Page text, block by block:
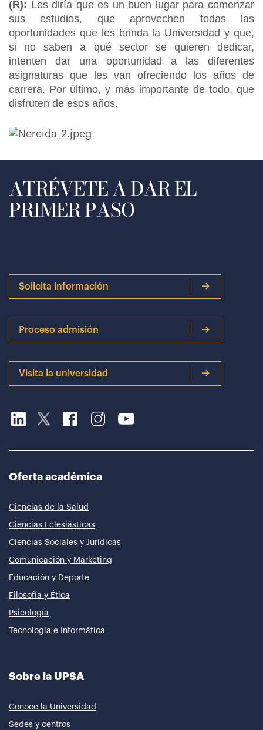
(R): Les diría que es un buen lugar para comenzar
sus estudios, que aprovechen todas las
oportunidades que les brinda la Universidad y que,
si no saben a qué sector se quieren dedicar,
intenten dar una oportunidad a las diferentes
asignaturas que les van ofreciendo los años de
carrera. Por último, y más importante de todo, que
disfruten de esos años.
ATRÉVETE A DAR EL
PRIMER PASO
Solicita información
Proceso admisión
Visita la universidad
Oferta académica
Ciencias de la Salud
Ciencias Eclesiásticas
Ciencias Sociales y Jurídicas
Comunicación y Marketing
Educación y Deporte
Filosofía y Ética
Psicología
Tecnología e Informática
Sobre la UPSA
Conoce la Universidad
Sedes y centros